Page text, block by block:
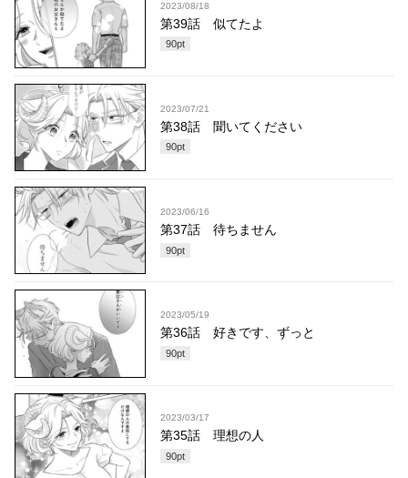
2023/08/18
第39話 似てたよ
90pt
2023/07/21
第38話 聞いてください
90pt
2023/06/16
第37話 待ちません
90pt
2023/05/19
第36話 好きです、ずっと
90pt
2023/03/17
第35話 理想の人
90pt